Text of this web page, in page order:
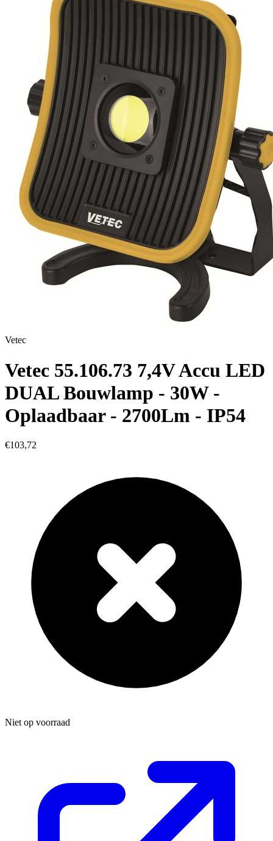
Vetec
Vetec 55.106.73 7,4V Accu LED
DUAL Bouwlamp - 30W -
Oplaadbaar - 2700Lm - IP54
€103,72
Niet op voorraad